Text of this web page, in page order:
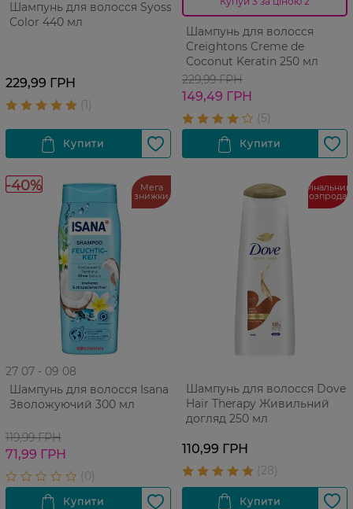
Шампунь для волосся Syoss
Color 440 мл
229,99 ГРН
Шампунь для волосся
Creightons Creme de
Coconut Keratin 250 мл
229,99 ГРН
149,49 ГРН
-40% Мега
знижки
27 07 - 09 08
Шампунь для волосся Isana
Зволожуючий 300 мл
119,99 ГРН
71,99 ГРН
Фінальний
розпродаж
Шампунь для волосся Dove
Hair Therapy Живильний
догляд 250 мл
110,99 ГРН